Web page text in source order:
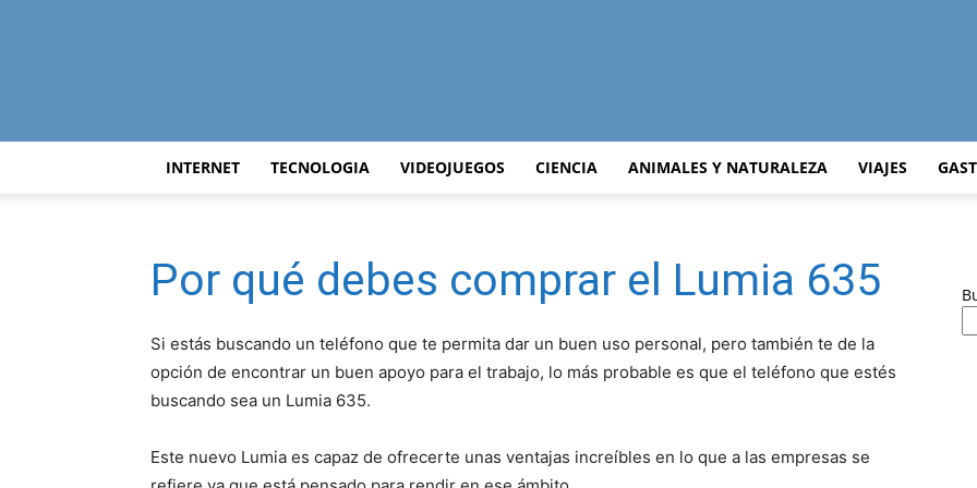
Curiosidades
Curiosas
INTERNET TECNOLOGIA VIDEOJUEGOS CIENCIA ANIMALES Y NATURALEZA VIAJES
Por qué debes comprar el Lumia 635
Si estás buscando un teléfono que te permita dar un buen uso personal, pero también te de la
opción de encontrar un buen apoyo para el trabajo, lo más probable es que el teléfono que estés
buscando sea un Lumia 635.
Este nuevo Lumia es capaz de ofrecerte unas ventajas increíbles en lo que a las empresas se